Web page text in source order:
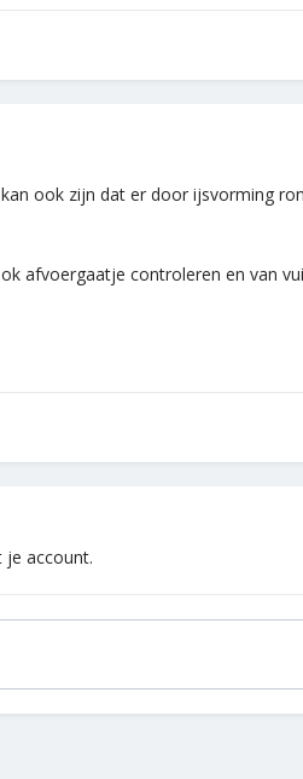
ook zijn dat er door ijsvorming
afvoergaatje controleren en van
account.